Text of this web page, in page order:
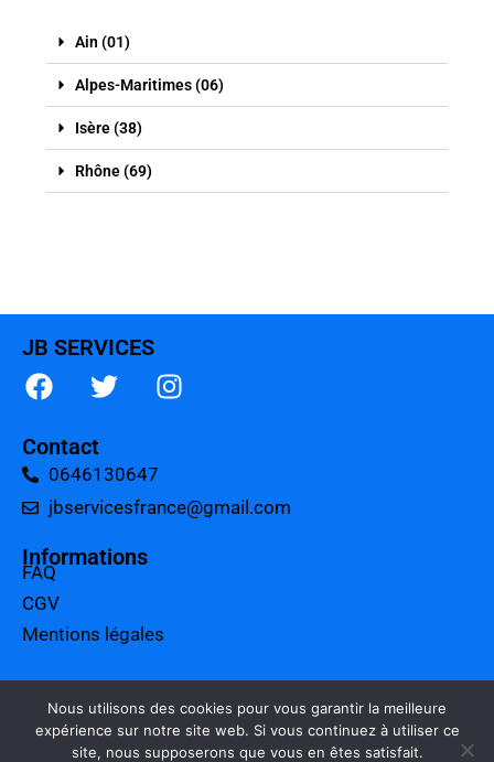
Ain (01)
Alpes-Maritimes (06)
Isère (38)
Rhône (69)
JB SERVICES
Contact
0646130647
jbservicesfrance@gmail.com
Informations
FAQ
CGV
Mentions légales
Tarifs
Charte qualité
Nous utilisons des cookies pour vous garantir la meilleure
expérience sur notre site web. Si vous continuez à utiliser ce
site, nous supposerons que vous en êtes satisfait.